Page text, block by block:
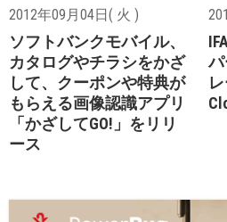
2012年09月04日( 火 )
ソフトバンクモバイル、
カタログやチラシをかざ
して、クーポンや特典が
もらえる画像認識アプリ
「かざしてGO!」をリリ
ース